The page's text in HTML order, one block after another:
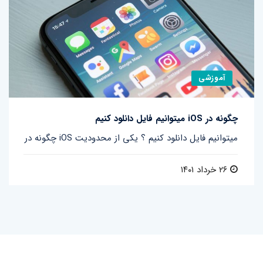
آموزشی
چگونه در iOS میتوانیم فایل دانلود کنیم
چگونه در iOS میتوانیم فایل دانلود کنیم ؟ یکی از محدودیت